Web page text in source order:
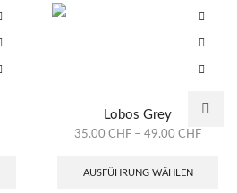
Lobos Grey
35.00 CHF – 49.00 CHF
AUSFÜHRUNG WÄHLEN